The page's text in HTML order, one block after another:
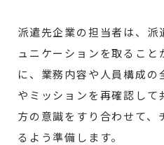
派遣先企業の担当者は、派
ュニケーションを取ること
に、業務内容や人員構成の
やミッションを再確認して
方の意識をすり合わせて、
るよう準備します。